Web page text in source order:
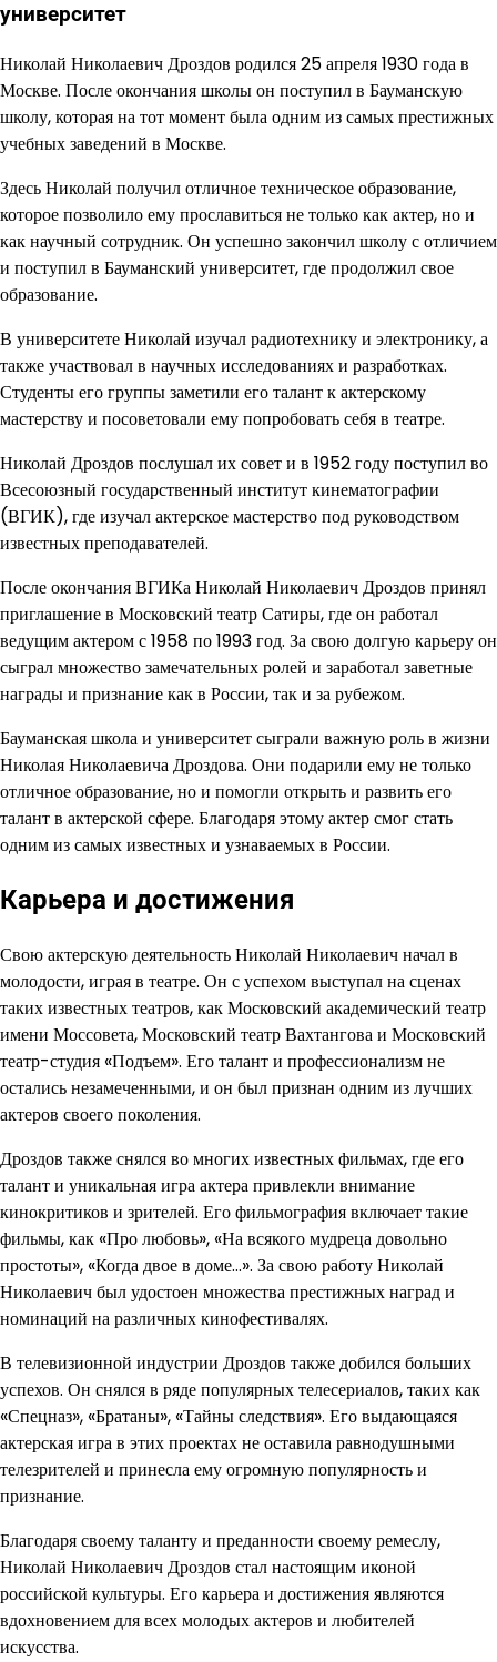
университет
Николай Николаевич Дроздов родился 25 апреля 1930 года в
Москве. После окончания школы он поступил в Бауманскую
школу, которая на тот момент была одним из самых престижных
учебных заведений в Москве.
Здесь Николай получил отличное техническое образование,
которое позволило ему прославиться не только как актер, но и
как научный сотрудник. Он успешно закончил школу с отличием
и поступил в Бауманский университет, где продолжил свое
образование.
В университете Николай изучал радиотехнику и электронику, а
также участвовал в научных исследованиях и разработках.
Студенты его группы заметили его талант к актерскому
мастерству и посоветовали ему попробовать себя в театре.
Николай Дроздов послушал их совет и в 1952 году поступил во
Всесоюзный государственный институт кинематографии
(ВГИК), где изучал актерское мастерство под руководством
известных преподавателей.
После окончания ВГИКа Николай Николаевич Дроздов принял
приглашение в Московский театр Сатиры, где он работал
ведущим актером с 1958 по 1993 год. За свою долгую карьеру он
сыграл множество замечательных ролей и заработал заветные
награды и признание как в России, так и за рубежом.
Бауманская школа и университет сыграли важную роль в жизни
Николая Николаевича Дроздова. Они подарили ему не только
отличное образование, но и помогли открыть и развить его
талант в актерской сфере. Благодаря этому актер смог стать
одним из самых известных и узнаваемых в России.
Карьера и достижения
Свою актерскую деятельность Николай Николаевич начал в
молодости, играя в театре. Он с успехом выступал на сценах
таких известных театров, как Московский академический театр
имени Моссовета, Московский театр Вахтангова и Московский
театр-студия «Подъем». Его талант и профессионализм не
остались незамеченными, и он был признан одним из лучших
актеров своего поколения.
Дроздов также снялся во многих известных фильмах, где его
талант и уникальная игра актера привлекли внимание
кинокритиков и зрителей. Его фильмография включает такие
фильмы, как «Про любовь», «На всякого мудреца довольно
простоты», «Когда двое в доме…». За свою работу Николай
Николаевич был удостоен множества престижных наград и
номинаций на различных кинофестивалях.
В телевизионной индустрии Дроздов также добился больших
успехов. Он снялся в ряде популярных телесериалов, таких как
«Спецназ», «Братаны», «Тайны следствия». Его выдающаяся
актерская игра в этих проектах не оставила равнодушными
телезрителей и принесла ему огромную популярность и
признание.
Благодаря своему таланту и преданности своему ремеслу,
Николай Николаевич Дроздов стал настоящим иконой
российской культуры. Его карьера и достижения являются
вдохновением для всех молодых актеров и любителей
искусства.